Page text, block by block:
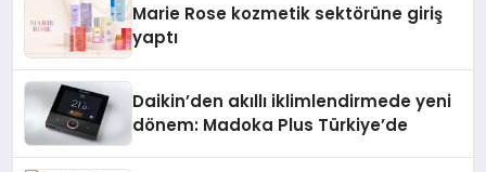
Marie Rose kozmetik sektörüne giriş
yaptı
Daikin’den akıllı iklimlendirmede yeni
dönem: Madoka Plus Türkiye’de